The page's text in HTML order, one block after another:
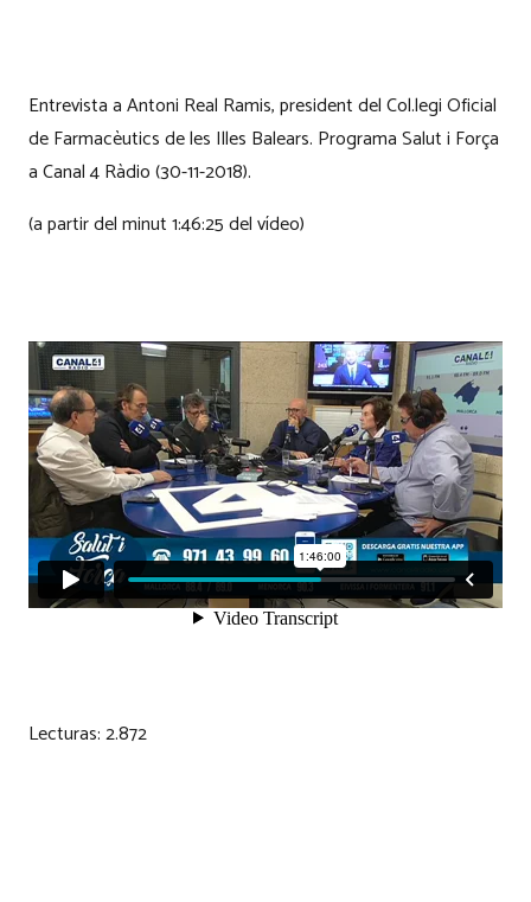
Entrevista a Antoni Real Ramis, president del Col.legi Oficial
de Farmacèutics de les Illes Balears. Programa Salut i Força
a Canal 4 Ràdio (30-11-2018).
(a partir del minut 1:46:25 del vídeo)
Lecturas:2.872